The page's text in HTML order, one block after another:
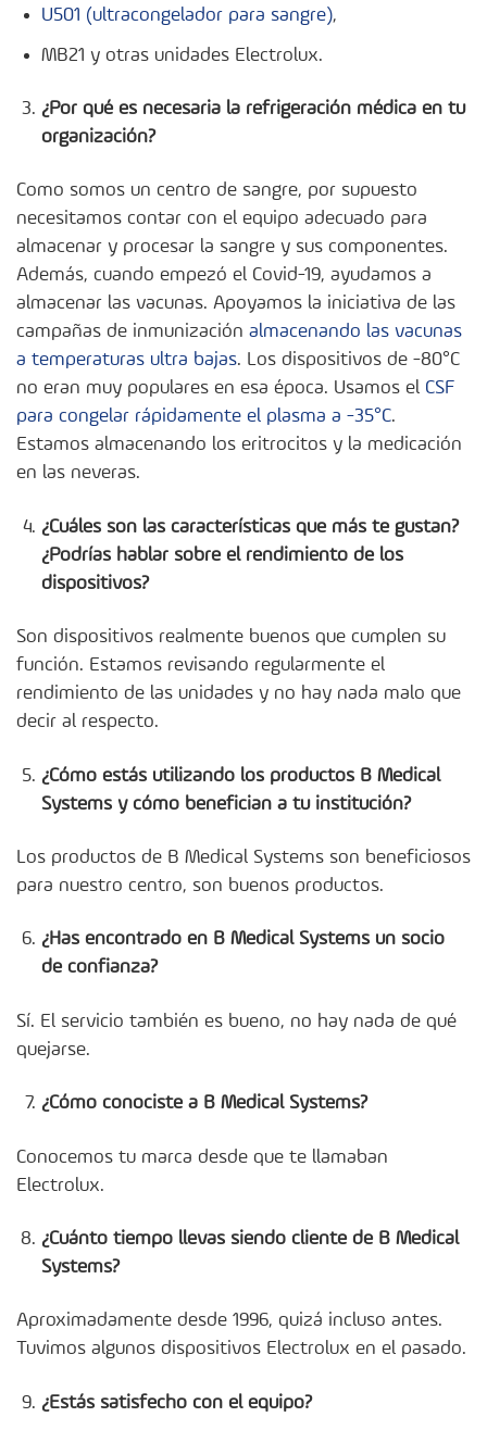
U501 (ultracongelador para sangre),
MB21 y otras unidades Electrolux.
¿Por qué es necesaria la refrigeración médica en tu
organización?
Como somos un centro de sangre, por supuesto
necesitamos contar con el equipo adecuado para
almacenar y procesar la sangre y sus componentes.
Además, cuando empezó el Covid-19, ayudamos a
almacenar las vacunas. Apoyamos la iniciativa de las
campañas de inmunización almacenando las vacunas
a temperaturas ultra bajas. Los dispositivos de -80°C
no eran muy populares en esa época. Usamos el CSF
para congelar rápidamente el plasma a -35°C.
Estamos almacenando los eritrocitos y la medicación
en las neveras.
¿Cuáles son las características que más te gustan?
¿Podrías hablar sobre el rendimiento de los
dispositivos?
Son dispositivos realmente buenos que cumplen su
función. Estamos revisando regularmente el
rendimiento de las unidades y no hay nada malo que
decir al respecto.
¿Cómo estás utilizando los productos B Medical
Systems y cómo benefician a tu institución?
Los productos de B Medical Systems son beneficiosos
para nuestro centro, son buenos productos.
¿Has encontrado en B Medical Systems un socio
de confianza?
Sí. El servicio también es bueno, no hay nada de qué
quejarse.
¿Cómo conociste a B Medical Systems?
Conocemos tu marca desde que te llamaban
Electrolux.
¿Cuánto tiempo llevas siendo cliente de B Medical
Systems?
Aproximadamente desde 1996, quizá incluso antes.
Tuvimos algunos dispositivos Electrolux en el pasado.
¿Estás satisfecho con el equipo?